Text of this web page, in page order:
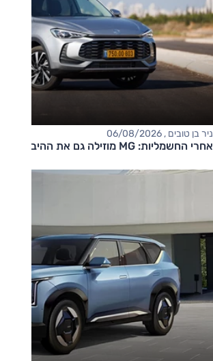
ניר בן טובים , 06/08/2026
אחרי החשמליות: MG מוזילה גם את ההיברידיות